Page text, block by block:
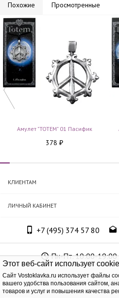
Этот веб-сайт использует
Cайт Vostoklavka.ru использует файлы
вашего удобства пользования сайтом,
товаров и услуг и повышения качества
Похожие Просмотренные
Амулет "TOTEM" 01 Пасифик
378 ₽
КЛИЕНТАМ
ЛИЧНЫЙ КАБИНЕТ
+7 (495) 374 57 80
Пн-Пт. 10:00-19:00
ООО «Юнит Групп»,